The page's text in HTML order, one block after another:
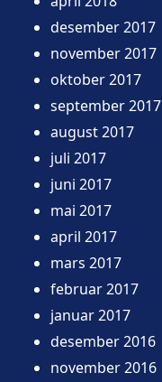
desember 2017
november 2017
oktober 2017
september 2017
august 2017
juli 2017
juni 2017
mai 2017
april 2017
mars 2017
februar 2017
januar 2017
desember 2016
november 2016